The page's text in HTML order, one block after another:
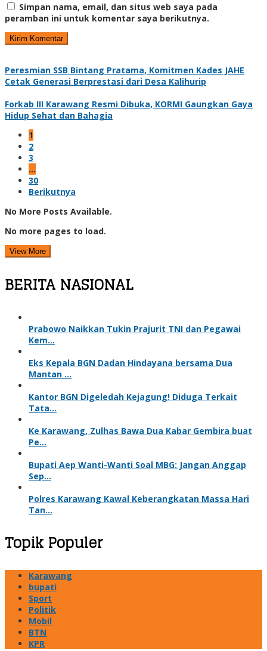
Simpan nama, email, dan situs web saya pada
peramban ini untuk komentar saya berikutnya.
Peresmian SSB Bintang Pratama, Komitmen Kades JAHE
Cetak Generasi Berprestasi dari Desa Kalihurip
Forkab III Karawang Resmi Dibuka, KORMI Gaungkan Gaya
Hidup Sehat dan Bahagia
1
2
3
…
30
Berikutnya
No More Posts Available.
No more pages to load.
View More
BERITA NASIONAL
Prabowo Naikkan Tukin Prajurit TNI dan Pegawai
Kem…
Eks Kepala BGN Dadan Hindayana bersama Dua
Mantan …
Kantor BGN Digeledah Kejagung! Diduga Terkait
Tata…
Ke Karawang, Zulhas Bawa Dua Kabar Gembira buat
Pe…
Bupati Aep Wanti-Wanti Soal MBG: Jangan Anggap
Sep…
Polres Karawang Kawal Keberangkatan Massa Hari
Tan…
Topik Populer
Karawang
bupati
Sport
Politik
Mobil
BTN
KPR